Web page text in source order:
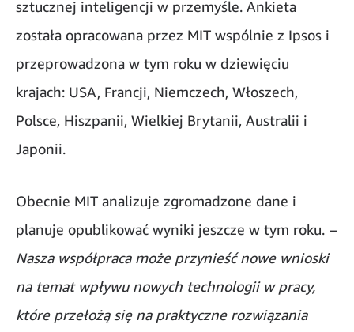
sztucznej inteligencji w przemyśle. Ankieta
została opracowana przez MIT wspólnie z Ipsos i
przeprowadzona w tym roku w dziewięciu
krajach: USA, Francji, Niemczech, Włoszech,
Polsce, Hiszpanii, Wielkiej Brytanii, Australii i
Japonii.
Obecnie MIT analizuje zgromadzone dane i
planuje opublikować wyniki jeszcze w tym roku. –
Nasza współpraca może przynieść nowe wnioski
na temat wpływu nowych technologii w pracy,
które przełożą się na praktyczne rozwiązania